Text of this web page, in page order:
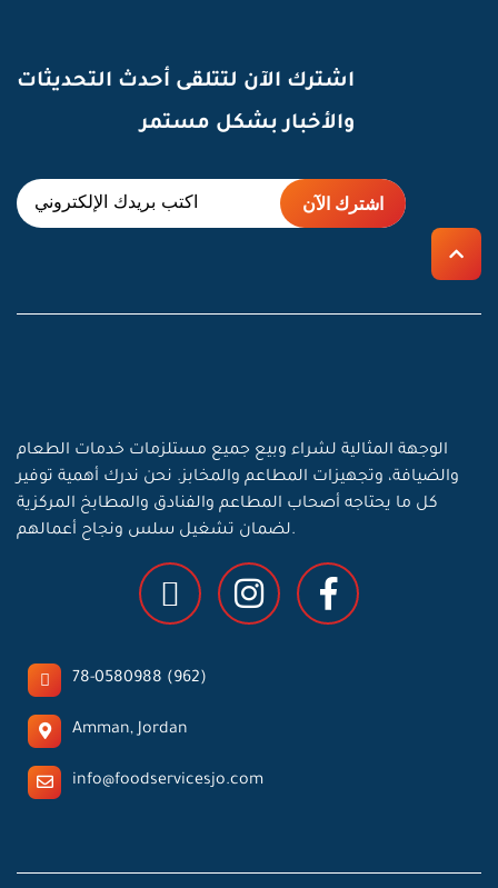
اشترك الآن لتتلقى أحدث التحديثات
والأخبار بشكل مستمر
الوجهة المثالية لشراء وبيع جميع مستلزمات خدمات الطعام
والضيافة، وتجهيزات المطاعم والمخابز. نحن ندرك أهمية توفير
كل ما يحتاجه أصحاب المطاعم والفنادق والمطابخ المركزية
لضمان تشغيل سلس ونجاح أعمالهم.
78-0580988 (962)
Amman, Jordan
info@foodservicesjo.com